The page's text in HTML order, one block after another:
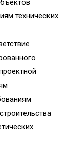
технических